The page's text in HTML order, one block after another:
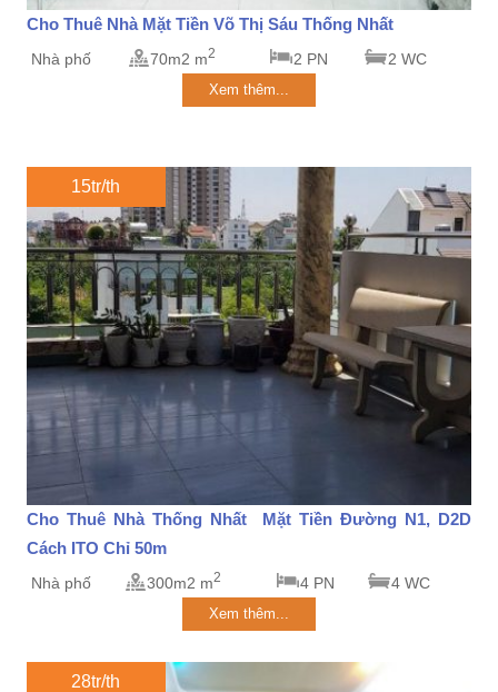
Cho Thuê Nhà Mặt Tiền Võ Thị Sáu Thống Nhất
Nhà phố 70m2 m2 2 PN 2 WC
Xem thêm...
15tr/th
Cho Thuê Nhà Thống Nhất Mặt Tiền Đường N1, D2D
Cách ITO Chỉ 50m
Nhà phố 300m2 m2 4 PN 4 WC
Xem thêm...
28tr/th